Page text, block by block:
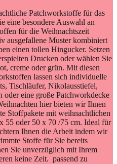
Patchworkstoffe für das
eine besondere Auswahl an
für die Weihnachtszeit
ausgefallene Muster kombiniert
einen tollen Hingucker. Setzen
Drucken oder wählen Sie
creme oder grün. Mit diesen
lassen sich individuelle
Tischläufer, Nikolausstiefel,
oder eine große Patchworkdecke
hier bieten wir Ihnen
Stoffpakete mit weihnachtlichen
55 oder 50 x 70 /75 cm. Ideal für
Ihnen die Arbeit indem wir
Stoffe für Sie bereits
Sie unverzüglich mit Ihrem
keine Zeit. passend zu